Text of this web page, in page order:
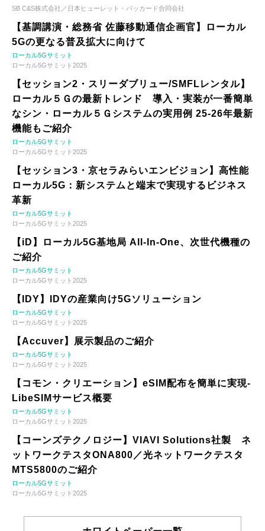
SB C&S株式会社／日本ヒューレット・パッカード合同会社
【基調講演・総務省 佐藤移動通信企画官】ローカル
5Gの更なる普及拡大に向けて
ローカル5Gサミット
ローカル5Gサミット2025
【セッション2・スリーダブリュー/SMFLレンタル】
ローカル５Ｇの最新トレンド 導入・実装が一番簡単
なシン・ローカル５Ｇシステムの実用例 25-26年最新
機能もご紹介
ローカル5Gサミット
ローカル5Gサミット2025
【セッション3・京セラみらいエンビジョン】高性能
ローカル5G：新システムと端末で実現するビジネス
革新
ローカル5Gサミット
ローカル5Gサミット2025
【iD】ローカル5G基地局 All-In-One、次世代機種の
ご紹介
ローカル5Gサミット
ローカル5Gサミット2025
【IDY】IDYの産業向け5Gソリューション
ローカル5Gサミット
ローカル5Gサミット2025
【Accuver】展示製品のご紹介
ローカル5Gサミット
ローカル5Gサミット2025
【コモン・クリエーション】eSIM配布を簡単に実現-
LibeSIMサービス概要
ローカル5Gサミット
ローカル5Gサミット2025
【コーンズテクノロジー】VIAVI Solutions社製 ネ
ットワークテスタONA800／光ネットワークテスタ
MTS5800のご紹介
ローカル5Gサミット
ローカル5Gサミット2025